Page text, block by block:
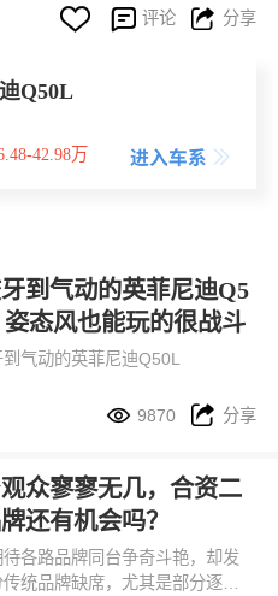
  评论  分享
Q50L
42.98万
到气动的英菲尼迪Q5
态风也能玩的很战斗
气动的英菲尼迪Q50L
 9870  分享
众寥寥无几，合资二
还有机会吗？
待各路品牌同台争奇斗艳，却发
统品牌缺席，尤其是部分逐渐